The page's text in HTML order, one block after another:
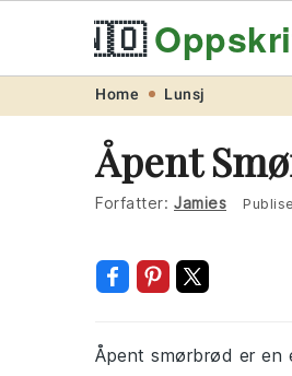
navigation
content
🇳🇴
Home Lunsj
Åpent
Forfatter: Jamies
Åpent smørbrød er